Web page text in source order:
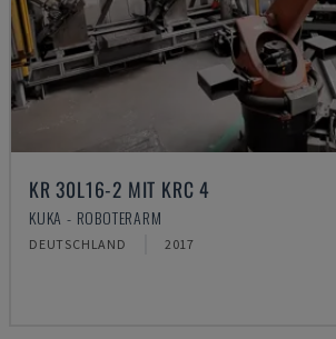
KR 30L16-2 MIT KRC 4
KUKA - ROBOTERARM
DEUTSCHLAND 2017